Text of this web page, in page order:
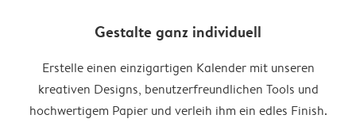
Gestalte ganz individuell
Erstelle einen einzigartigen Kalender mit unseren
kreativen Designs, benutzerfreundlichen Tools und
hochwertigem Papier und verleih ihm ein edles Finish.